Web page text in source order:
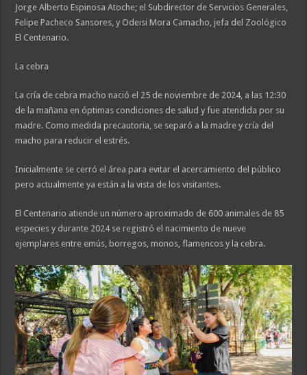
Jorge Alberto Espinosa Atoche; el Subdirector de Servicios Generales,
Felipe Pacheco Sansores, y Odeisi Mora Camacho, jefa del Zoológico
El Centenario.
La cebra
La cría de cebra macho nació el 25 de noviembre de 2024, a las 12:30
de la mañana en óptimas condiciones de salud y fue atendida por su
madre. Como medida precautoria, se separó a la madre y cría del
macho para reducir el estrés.
Inicialmente se cerró el área para evitar el acercamiento del público
pero actualmente ya están a la vista de los visitantes.
El Centenario atiende un número aproximado de 600 animales de 85
especies y durante 2024 se registró el nacimiento de nueve
ejemplares entre emús, borregos, monos, flamencos y la cebra.